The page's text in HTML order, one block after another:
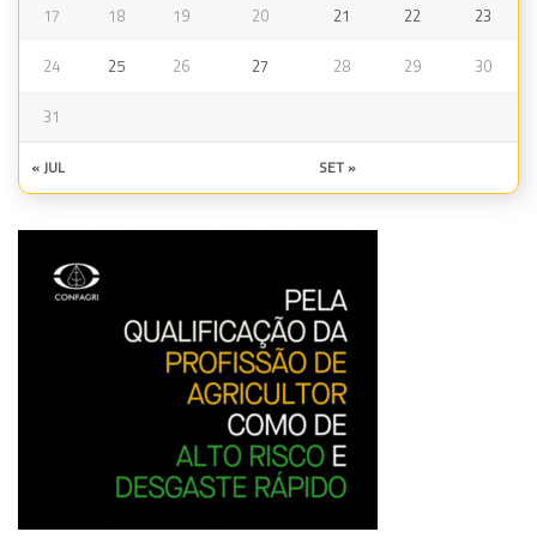
17 18 19 20 21 22 23
24 25 26 27 28 29 30
31
« JUL SET »